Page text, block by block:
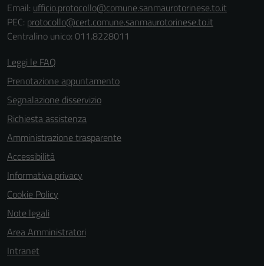
Email: ufficio.protocollo@comune.sanmaurotorinese.to.it
PEC: protocollo@cert.comune.sanmaurotorinese.to.it
Centralino unico: 011.8228011
Leggi le FAQ
Prenotazione appuntamento
Segnalazione disservizio
Richiesta assistenza
Amministrazione trasparente
Accessibilità
Informativa privacy
Cookie Policy
Note legali
Area Amministratori
Intranet